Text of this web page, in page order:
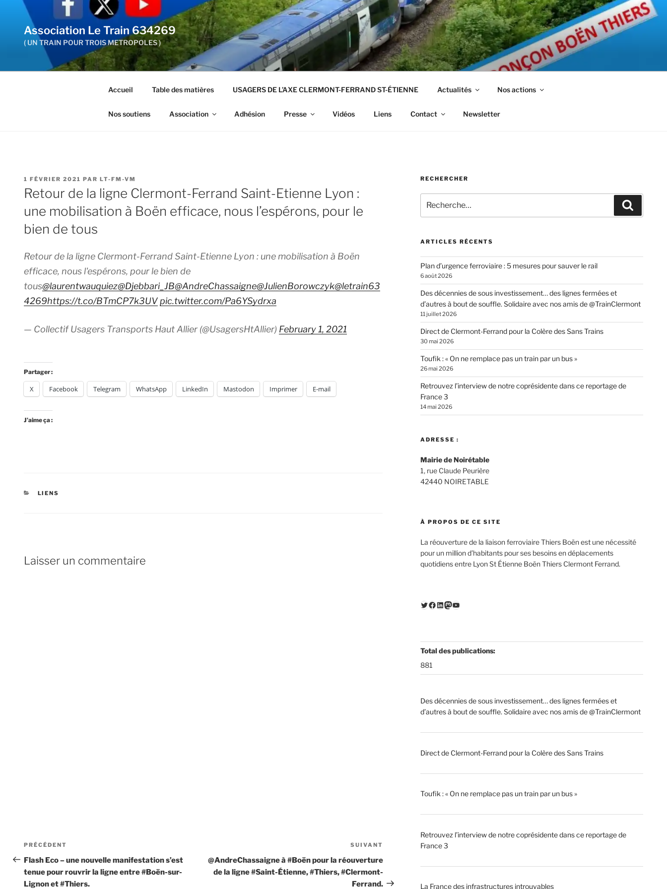
contenu
principal
Association Le Train 634269
( UN TRAIN POUR TROIS METROPOLES )
Accueil Table des matières USAGERS DE L’AXE CLERMONT-FERRAND ST-ÉTIENNE Actualités Nos actions
Nos soutiens Association Adhésion Presse Vidéos Liens Contact Newsletter
PUBLIÉ
LE
1 FÉVRIER 2021 PAR LT-FM-VM
Retour de la ligne Clermont-Ferrand Saint-Etienne Lyon :
une mobilisation à Boën efficace, nous l’espérons, pour le
bien de tous
Retour de la ligne Clermont-Ferrand Saint-Etienne Lyon : une mobilisation à Boën
efficace, nous l'espérons, pour le bien de
tous@laurentwauquiez@Djebbari_JB@AndreChassaigne@JulienBorowczyk@letrain63
4269https://t.co/BTmCP7k3UVpic.twitter.com/Pa6YSydrxa
— Collectif Usagers Transports Haut Allier (@UsagersHtAllier) February 1, 2021
Partager :
X Facebook Telegram WhatsApp LinkedIn Mastodon Imprimer E-mail
J’aime ça :
CATÉGORIES
LIENS
Laisser un commentaire
Navigation
de
l’article
Article
précédent
PRÉCÉDENT
Flash Eco – une nouvelle manifestation s’est
tenue pour rouvrir la ligne entre #Boën-sur-
Lignon et #Thiers.
suivant
SUIVANT
@AndreChassaigne à #Boën pour la réouverture
de la ligne #Saint-Étienne, #Thiers, #Clermont-
Ferrand.
RECHERCHER
pour
:
ARTICLES RÉCENTS
Plan d’urgence ferroviaire : 5 mesures pour sauver le rail
6 août 2026
Des décennies de sous investissement… des lignes fermées et
d’autres à bout de souffle. Solidaire avec nos amis de @TrainClermont
11 juillet 2026
Direct de Clermont-Ferrand pour la Colère des Sans Trains
30 mai 2026
Toufik : « On ne remplace pas un train par un bus »
26 mai 2026
Retrouvez l’interview de notre coprésidente dans ce reportage de
France 3
14 mai 2026
ADRESSE :
Mairie de Noirétable
1, rue Claude Peurière
42440 NOIRETABLE
À PROPOS DE CE SITE
La réouverture de la liaison ferroviaire Thiers Boën est une nécessité
pour un million d’habitants pour ses besoins en déplacements
quotidiens entre Lyon St Étienne Boën Thiers Clermont Ferrand.
Twitter
Facebook
LinkedIn
Mastodon
YouTube
Total des publications:
881
Des décennies de sous investissement… des lignes fermées et
d’autres à bout de souffle. Solidaire avec nos amis de @TrainClermont
Direct de Clermont-Ferrand pour la Colère des Sans Trains
Toufik : « On ne remplace pas un train par un bus »
Retrouvez l’interview de notre coprésidente dans ce reportage de
France 3
La France des infrastructures introuvables